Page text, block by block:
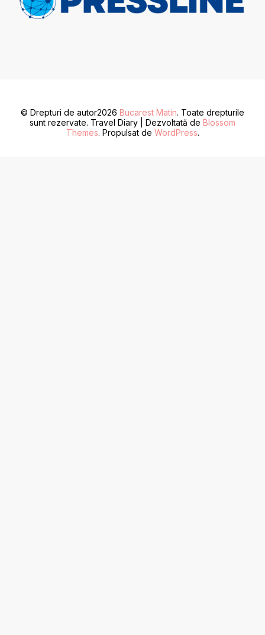
© Drepturi de autor2026 Bucarest Matin. Toate drepturile
sunt rezervate. Travel Diary | Dezvoltată de Blossom
Themes. Propulsat de WordPress.